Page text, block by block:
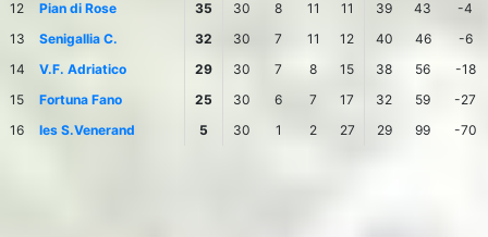
12
Pian di Rose 35 30 8 11 11 39 43
-4
13
Senigallia C. 32 30 7 11 12 40 46
-6
14
V.F. Adriatico 29 30 7 8 15 38 56
-18
15
Fortuna Fano 25 30 6 7 17 32 59
-27
16
Ies S.Venerand 5 30 1 2 27 29 99 -70